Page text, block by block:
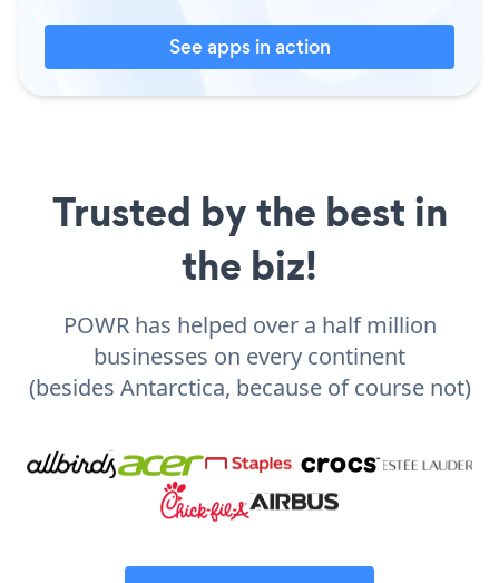
See apps in action
Trusted by the best in
the biz!
POWR has helped over a half million
businesses on every continent
(besides Antarctica, because of course not)